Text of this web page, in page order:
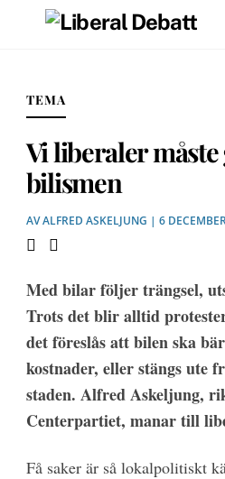
TEMA
Vi liberaler
bilismen
AVALFRED ASKELJUNG | 6
Med bilar följer trängsel,
Trots det blir alltid
det föreslås att bilen ska
kostnader, eller stängs ute
staden. Alfred Askeljung,
Centerpartiet, manar till
Få saker är så lokalpolitiskt